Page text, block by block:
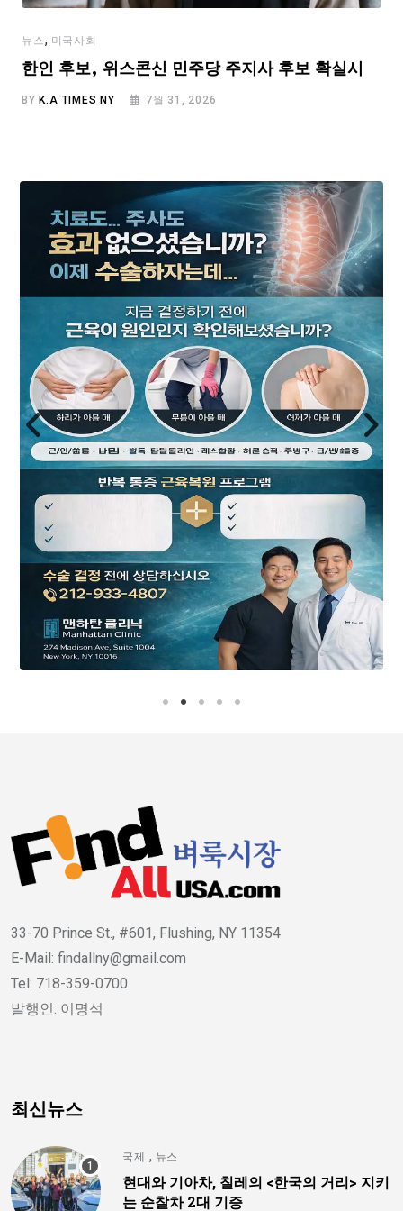
뉴스, 미국사회
한인 후보, 위스콘신 민주당 주지사 후보 확실시
BY K.A TIMES NY 7월 31, 2026
33-70 Prince St., #601, Flushing, NY 11354
E-Mail: findallny@gmail.com
Tel: 718-359-0700
발행인: 이명석
최신뉴스
국제 , 뉴스
현대와 기아차, 칠레의 <한국의 거리> 지키
는 순찰차 2대 기증